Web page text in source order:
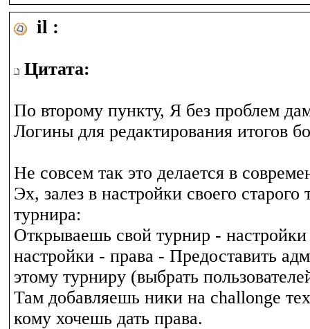
il :
Цитата:
По второму пункту, Я без проблем
Логины для редактирования итогов
Не совсем так это делается в
Эх, залез в настройки своего старого
турнира:
Открываешь свой турнир -
настройки - права - Предоставить
этому турниру (выбрать
Там добавляешь ники на challonge
кому хочешь дать права.